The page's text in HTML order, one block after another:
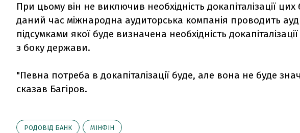
При цьому він не виключив необхідність докапіталізації цих
даний час міжнародна аудиторська компанія проводить
підсумками якої буде визначена необхідність
з боку держави.
"Певна потреба в докапіталізації буде, але вона не буде
сказав Багіров.
РОДОВІД БАНК МІНФІН